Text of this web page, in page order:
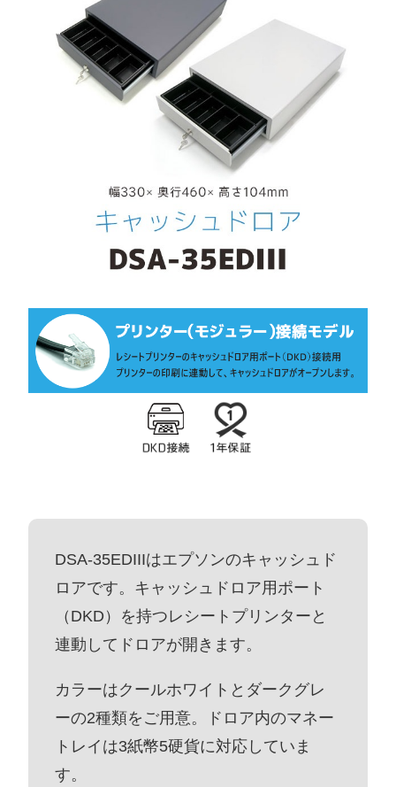
DSA-35EDIIIはエプソンのキャッシュド
ロアです。キャッシュドロア用ポート
（DKD）を持つレシートプリンターと
連動してドロアが開きます。
カラーはクールホワイトとダークグレ
ーの2種類をご用意。ドロア内のマネー
トレイは3紙幣5硬貨に対応していま
す。